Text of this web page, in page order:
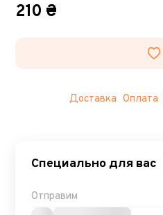
210 ₴
Доставка Оплата
Специально для вас
Отправим